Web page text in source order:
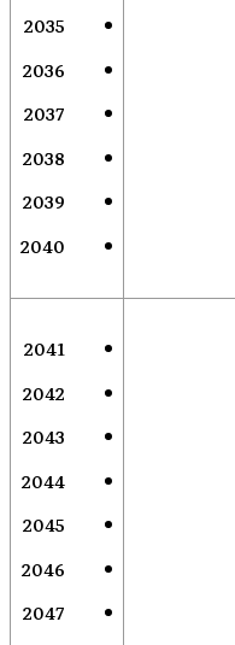
2035
2036
2037
2038
2039
2040
2041
2042
2043
2044
2045
2046
2047